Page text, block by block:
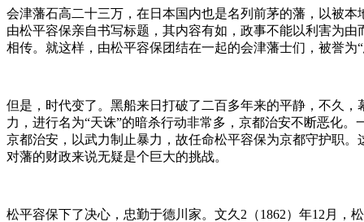
会津藩石高二十三万，在日本国内也是名列前茅的藩，以被
由松平容保亲自书写标题，其内容有如，政事不能以利害为
相传。就这样，由松平容保团结在一起的会津藩士们，被誉
但是，时代变了。黑船来日打破了二百多年来的平静，不久
力，进行名为“天诛”的暗杀行动非常多，京都治安不断恶化
京都治安，以武力制止暴力，故任命松平容保为京都守护职
对藩的财政来说无疑是个巨大的挑战。
松平容保下了决心，忠勤于德川家。文久2（1862）年12月